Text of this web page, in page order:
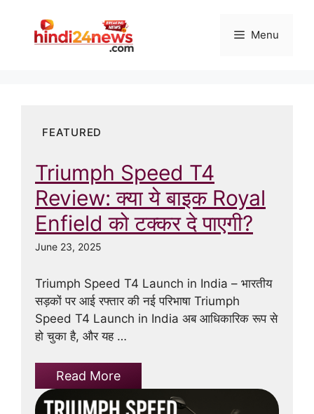
content
Menu
FEATURED
Triumph Speed T4
Review: क्या ये बाइक Royal
Enfield को टक्कर दे पाएगी?
June 23, 2025
Triumph Speed T4 Launch in India – भारतीय
सड़कों पर आई रफ्तार की नई परिभाषा Triumph
Speed T4 Launch in India अब आधिकारिक रूप से
हो चुका है, और यह …
Read More